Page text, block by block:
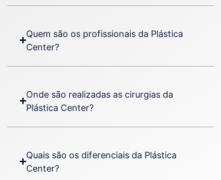
Quem são os profissionais da Plástica
Center?
Onde são realizadas as cirurgias da
Plástica Center?
Quais são os diferenciais da Plástica
Center?